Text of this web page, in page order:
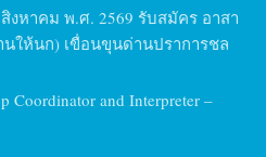
งหาคม พ.ศ. 2569 รับสมัคร อาสา
ให้นก) เขื่อนขุนด่านปราการชล
Coordinator and Interpreter –